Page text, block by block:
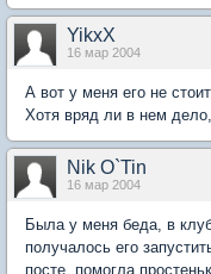
YikxX
16 мар 2004
А вот у меня его не
Хотя вряд ли в нем дело,
Nik O`Tin
16 мар 2004
Была у меня беда, в
получалось его
посте, помогла